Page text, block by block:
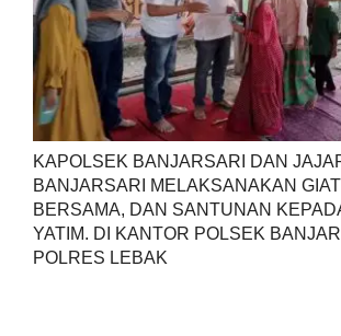
KAPOLSEK BANJARSARI DAN
BANJARSARI MELAKSANAKAN
BERSAMA, DAN SANTUNAN
YATIM. DI KANTOR POLSEK
POLRES LEBAK